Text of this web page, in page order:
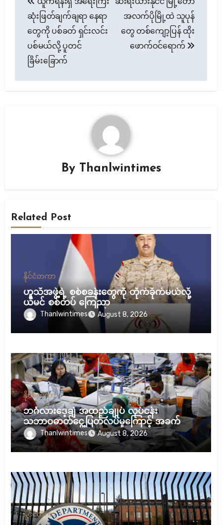
navigation
ဆုံးဖြတ်ချက်ချရာ နေရာ
တွေကို ပစ်ခတ် ရှင်းလင်း
ပစ်မယ်လို့ ပူတင်
ခြိမ်းခြောက်
အလက်ပိုမြို့ထဲ သူပုန်
တွေ တစ်ကျော့ပြန် ထိုး
ဖောက်ဝင်ရောက်
By Thanlwintimes
Related Post
နိုင်ငံတကာ
ဟူသီအဖွဲ့ရဲ့ စစ်စခန်းတွေကို တိုက်ခိုက်မယ်လို့
ယီမင် စစ်တပ် ကြေညာ
Thanlwintimes August 8, 2026
နိုင်ငံတကာ
ဘင်္ဂလားဒေ့ချ် အထည်ချုပ် လုပ်ငန်း
သဘာဝဓာတ်ငွေ့ပြတ်လပ်မှုကြောင့် အခက်ကြုံ
နေ
Thanlwintimes August 8, 2026
နိုင်ငံတကာ